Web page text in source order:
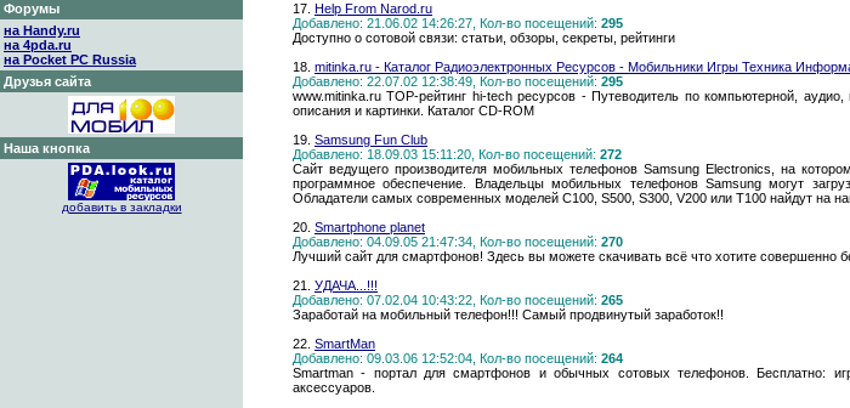
Форумы
на Handy.ru
на 4pda.ru
на Pocket PC Russia
Друзья сайта
Наша кнопка
добавить в закладки
17. Help From Narod.ru
Добавлено: 21.06.02 14:26:27, Кол-во посещений: 295
Доступно о сотовой связи: статьи, обзоры, секреты, рейтинги
18. mitinka.ru - Каталог Радиоэлектронных Ресурсов - Мобильники Игры Техника
Добавлено: 22.07.02 12:38:49, Кол-во посещений: 295
www.mitinka.ru ТОР-рейтинг hi-tech ресурсов - Путеводитель по компьютерной,
описания и картинки. Каталог CD-ROM
19. Samsung Fun Club
Добавлено: 18.09.03 15:11:20, Кол-во посещений: 272
Сайт ведущего производителя мобильных телефонов Samsung Electronics, на
программное обеспечение. Владельцы мобильных телефонов Samsung могут
Обладатели самых современных моделей C100, S500, S300, V200 или T100 найдут на
20. Smartphone planet
Добавлено: 04.09.05 21:47:34, Кол-во посещений: 270
Лучший сайт для смартфонов! Здесь вы можете скачивать всё что хотите совершенно
21. УДАЧА...!!!
Добавлено: 07.02.04 10:43:22, Кол-во посещений: 265
Заработай на мобильный телефон!!! Самый продвинутый заработок!!
22. SmartMan
Добавлено: 09.03.06 12:52:04, Кол-во посещений: 264
Smartman - портал для смартфонов и обычных сотовых телефонов. Бесплатно:
аксессуаров.